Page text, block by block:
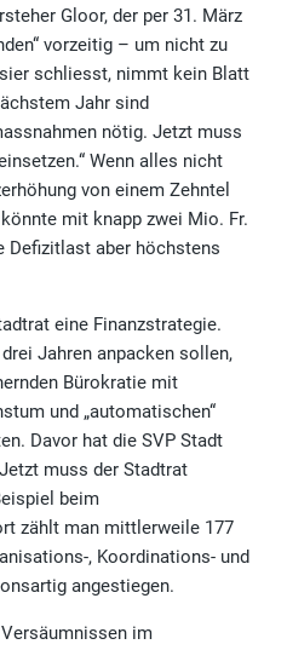
Gloor, der per 31. März
vorzeitig – um nicht zu
schliesst, nimmt kein Blatt
Jahr sind
nötig. Jetzt muss
Wenn alles nicht
von einem Zehntel
mit knapp zwei Mio. Fr.
Defizitlast aber höchstens
eine Finanzstrategie.
Jahren anpacken sollen,
Bürokratie mit
und „automatischen“
Davor hat die SVP Stadt
muss der Stadtrat
beim
zählt man mittlerweile 177
, Koordinations- und
angestiegen.
im